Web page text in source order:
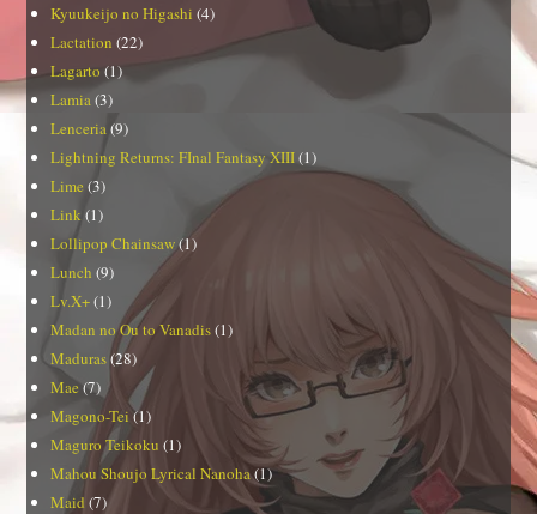
Kyuukeijo no Higashi (4)
Lactation (22)
Lagarto (1)
Lamia (3)
Lenceria (9)
Lightning Returns: FInal Fantasy XIII(1)
Lime (3)
Link (1)
Lollipop Chainsaw(1)
Lunch (9)
Lv.X+(1)
Madan no Ou to Vanadis(1)
Maduras(28)
Mae(7)
Magono-Tei (1)
Maguro Teikoku (1)
Mahou Shoujo Lyrical Nanoha(1)
Maid (7)